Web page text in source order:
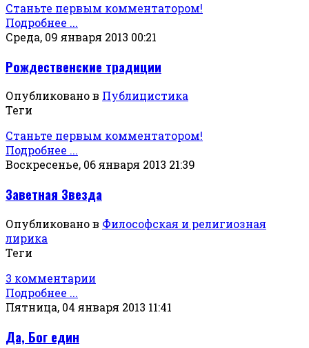
Станьте первым комментатором!
Подробнее ...
Среда, 09 января 2013 00:21
Рождественские традиции
Опубликовано в Публицистика
Теги
Станьте первым комментатором!
Подробнее ...
Воскресенье, 06 января 2013 21:39
Заветная Звезда
Опубликовано в Философская и религиозная
лирика
Теги
3 комментарии
Подробнее ...
Пятница, 04 января 2013 11:41
Да, Бог един